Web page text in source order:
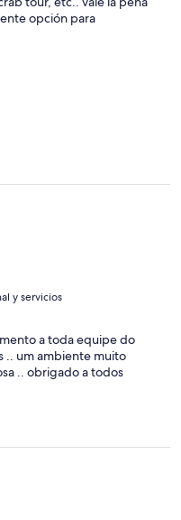
opción para
y servicios
a toda equipe do
.. um ambiente muito
.. obrigado a todos